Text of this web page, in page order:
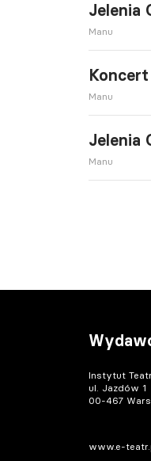
Jelenia
Manu
Manu
Jelenia
Manu
Instytut
ul. Jazdów 1
00-467
www.e-